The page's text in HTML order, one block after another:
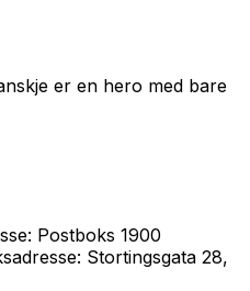
er en hero med bare
Postboks 1900
Stortingsgata 28,